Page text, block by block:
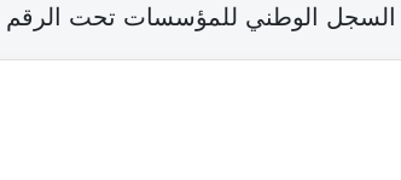
الوطني للمؤسسات تحت الرقم